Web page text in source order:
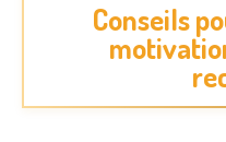
Conseils